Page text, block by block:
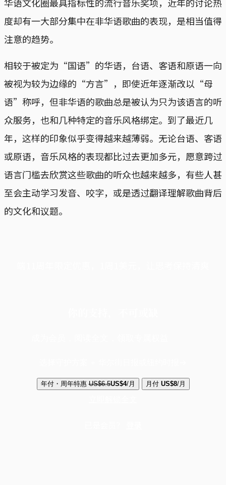
度却有一大部分集中在非华语歌曲的表现，是相当值得
注意的趋势。
相较于被定为“国语”的华语，台语、客语和原语一向
被视为较为边缘的“方言”，即使近年逐渐改以“母
语”称呼，但非华语的歌曲总是被认为只为该语言的听
众服务，也和几种特定的音乐风格绑定。到了最近几
年，这样的印象似乎变得越来越薄弱。无论台语、客语
或原语，音乐风格的表现都比过去更加多元，愿意跨过
语言门槛去欣赏这些歌曲的听众也越来越多，有些人甚
至会主动学习发音、咬字，或是透过翻译理解歌曲背后
的文化和议题。
年付・周年特惠 US$6.5US$4/月 月付 US$8/月